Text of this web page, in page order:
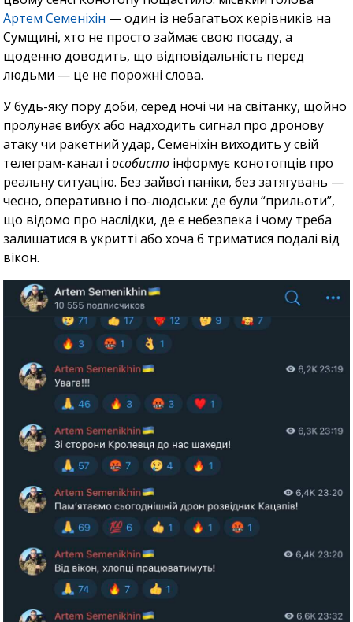
Артем Семеніхін — один із небагатьох керівників на
Сумщині, хто не просто займає свою посаду, а
щоденно доводить, що відповідальність перед
людьми — це не порожні слова.
У будь-яку пору доби, серед ночі чи на світанку, щойно
пролунає вибух або надходить сигнал про дронову
атаку чи ракетний удар, Семеніхін виходить у свій
телеграм-канал іособисто інформує конотопців про
реальну ситуацію. Без зайвої паніки, без затягувань —
чесно, оперативно і по-людськи: де були “прильоти”,
що відомо про наслідки, де є небезпека і чому треба
залишатися в укритті або хоча б триматися подалі від
вікон.